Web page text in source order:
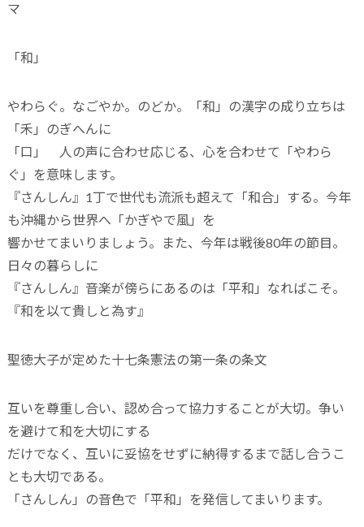
マ
「和」
やわらぐ。なごやか。のどか。「和」の漢字の成り立ちは
「禾」のぎへんに
「口」 人の声に合わせ応じる、心を合わせて「やわら
ぐ」を意味します。
『さんしん』1丁で世代も流派も超えて「和合」する。今年
も沖縄から世界へ「かぎやで風」を
響かせてまいりましょう。また、今年は戦後80年の節目。
日々の暮らしに
『さんしん』音楽が傍らにあるのは「平和」なればこそ。
『和を以て貴しと為す』
聖徳大子が定めた十七条憲法の第一条の条文
互いを尊重し合い、認め合って協力することが大切。争い
を避けて和を大切にする
だけでなく、互いに妥協をせずに納得するまで話し合うこ
とも大切である。
「さんしん」の音色で「平和」を発信してまいります。